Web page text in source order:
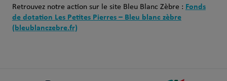
Retrouvez notre action sur le site Bleu Blanc Zèbre : Fonds
de dotation Les Petites Pierres – Bleu blanc zèbre
(bleublanczebre.fr)